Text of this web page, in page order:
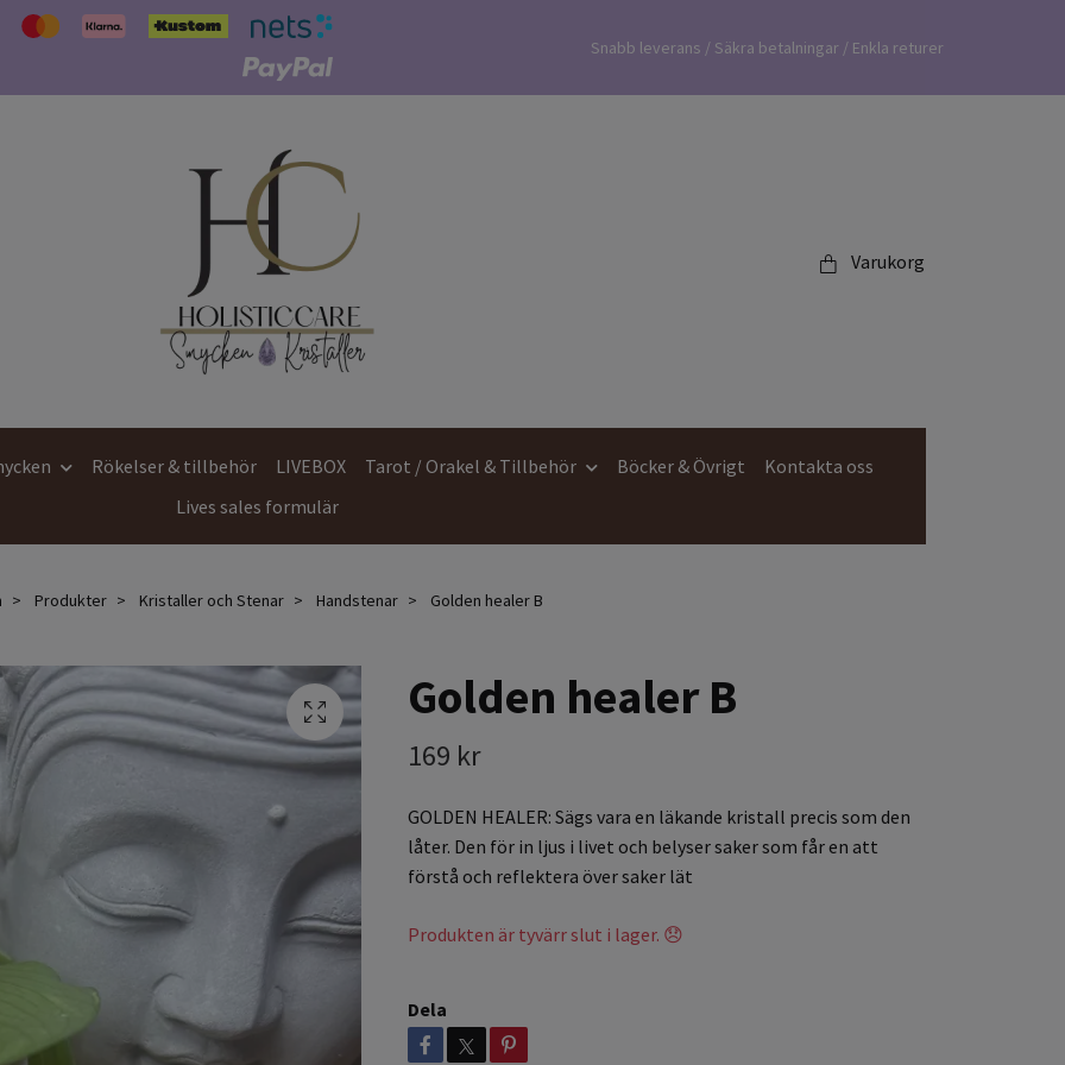
Snabb leverans / Säkra betalningar / Enkla returer
Varukorg
Rökelser & tillbehör LIVEBOX Tarot / Orakel & Tillbehör Böcker & Övrigt
Kontakta oss
Lives sales formulär
Produkter Kristaller och Stenar Handstenar Golden healer B
Golden healer B
169 kr
GOLDEN HEALER: Sägs vara en läkande kristall precis som den
låter. Den för in ljus i livet och belyser saker som får en att
förstå och reflektera över saker lät
Produkten är tyvärr slut i lager. 😞
Dela